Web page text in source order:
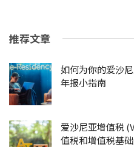
推荐文章
如何为你的爱沙
年报小指南
爱沙尼亚增值税
值税和增值税基